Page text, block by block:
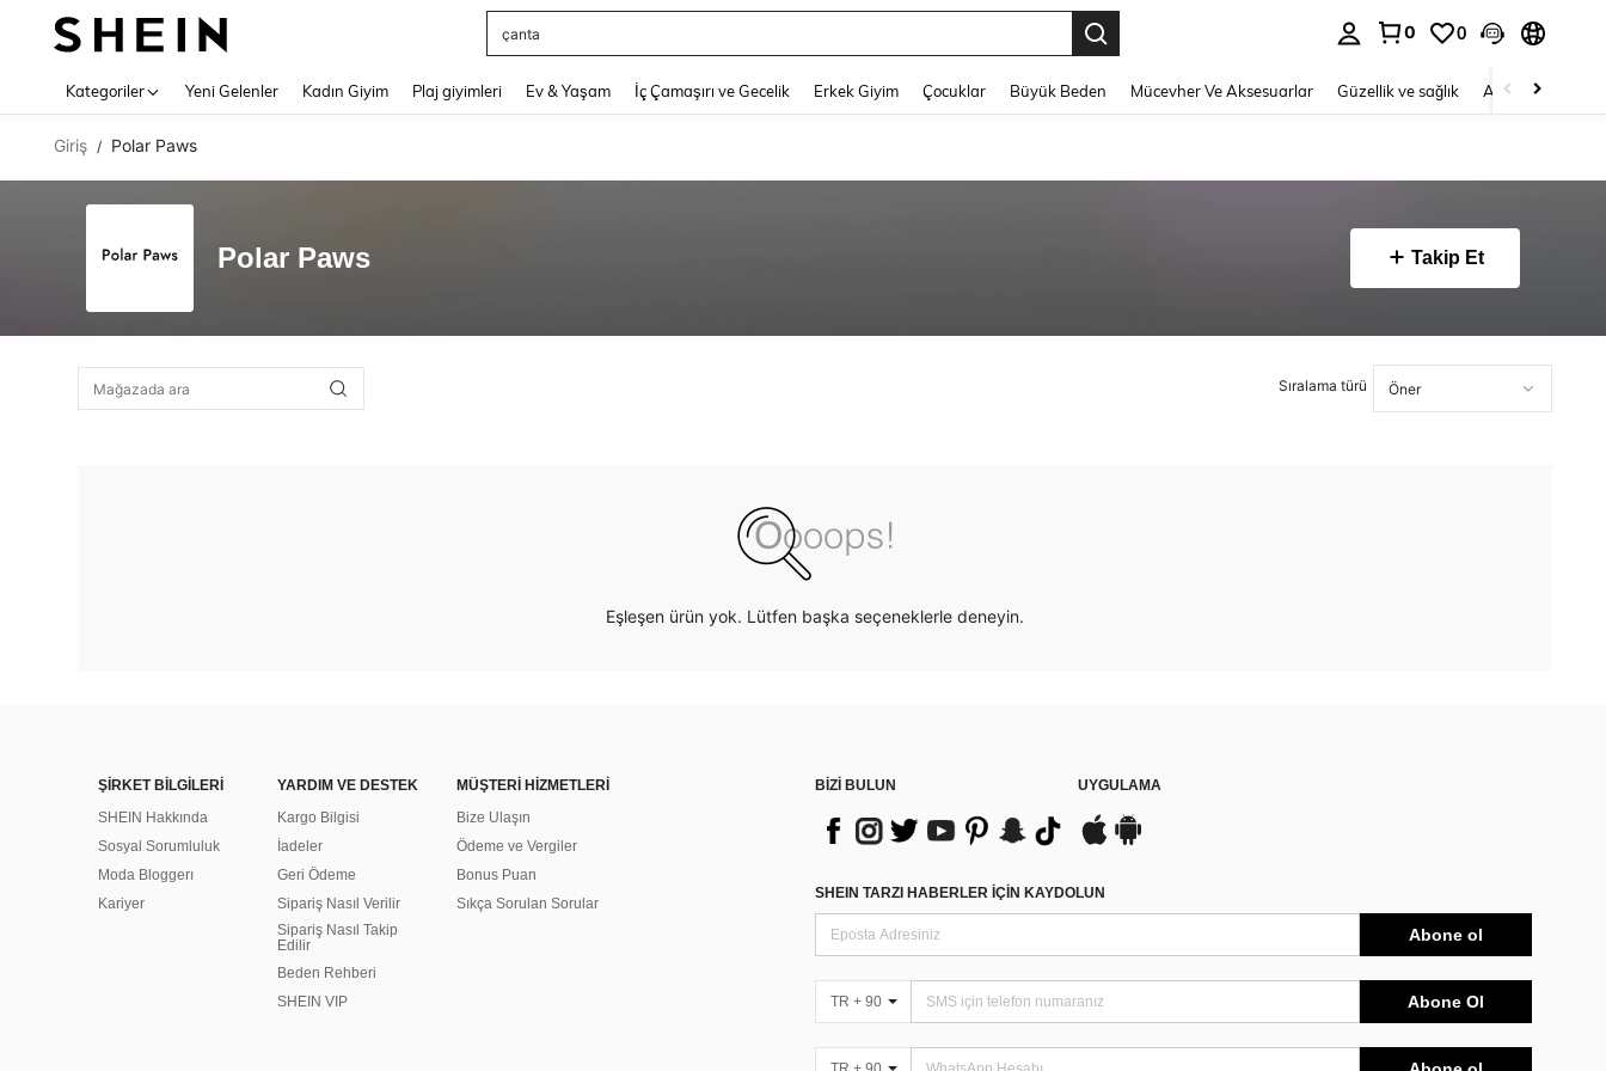
çanta
0 0
Kategoriler Yeni Gelenler Kadın Giyim Plaj giyimleri Ev & Yaşam İç Çamaşırı ve Gecelik Erkek Giyim Çocuklar Büyük Beden Mücevher Ve Aksesuarlar Güzellik ve sağlık Ayakkabı
Giriş / Polar Paws
Polar Paws Takip Et
Sıralama türü
Eşleşen ürün yok. Lütfen başka seçeneklerle deneyin.
ŞİRKET BİLGİLERİ
SHEIN Hakkında
Sosyal Sorumluluk
Moda Bloggerı
Kariyer
YARDIM VE DESTEK
Kargo Bilgisi
İadeler
Geri Ödeme
Sipariş Nasıl Verilir
Sipariş Nasıl Takip
Edilir
Beden Rehberi
SHEIN VIP
MÜŞTERİ HİZMETLERİ
Bize Ulaşın
Ödeme ve Vergiler
Bonus Puan
Sıkça Sorulan Sorular
BİZİ BULUN UYGULAMA
SHEIN TARZI HABERLER IÇIN KAYDOLUN
Abone ol
TR + 90 Abone Ol